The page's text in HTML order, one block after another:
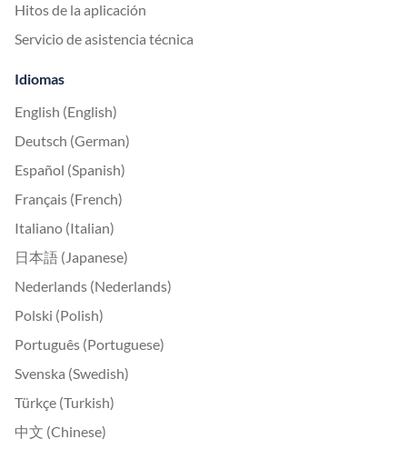
Hitos de la aplicación
Servicio de asistencia técnica
Idiomas
English (English)
Deutsch (German)
Español (Spanish)
Français (French)
Italiano (Italian)
日本語 (Japanese)
Nederlands (Nederlands)
Polski (Polish)
Português (Portuguese)
Svenska (Swedish)
Türkçe (Turkish)
中文 (Chinese)